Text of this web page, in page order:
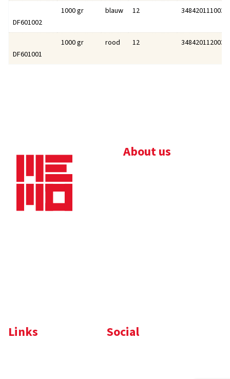
DF601002
1000 gr blauw 12 3484201110039
DF601001
1000 gr rood 12 3484201120038
About us
Links Social